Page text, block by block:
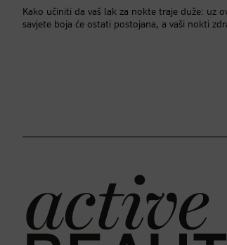
Kako učiniti da vaš lak za nokte traje duže: uz
savjete boja će ostati postojana, a vaši nokti